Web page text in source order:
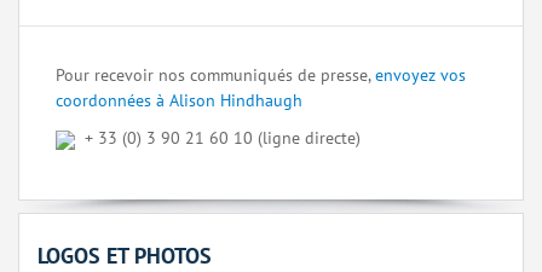
Pour recevoir nos communiqués de presse,envoyez vos
coordonnées à Alison Hindhaugh
+ 33 (0) 3 90 21 60 10 (ligne directe)
LOGOS ET PHOTOS